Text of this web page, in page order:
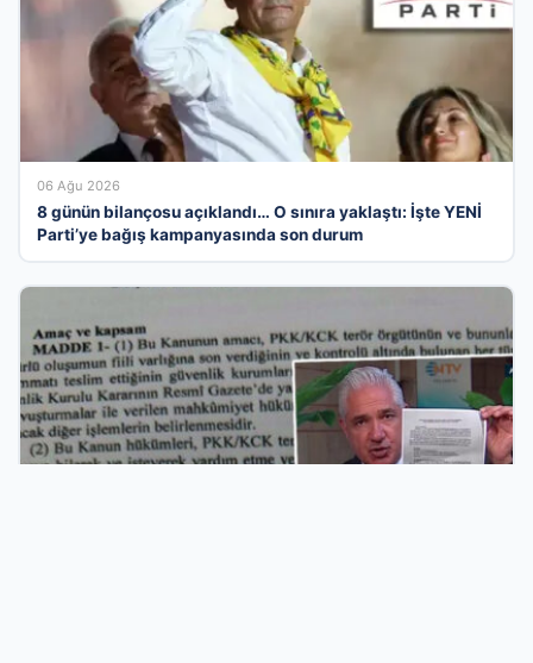
06 Ağu 2026
8 günün bilançosu açıklandı… O sınıra yaklaştı: İşte YENİ
Parti’ye bağış kampanyasında son durum